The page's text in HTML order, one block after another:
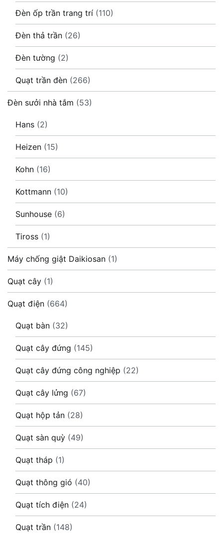
Đèn ốp trần trang trí (110)
Đèn thả trần (26)
Đèn tường (2)
Quạt trần đèn (266)
Đèn sưởi nhà tắm (53)
Hans (2)
Heizen (15)
Kohn (16)
Kottmann (10)
Sunhouse (6)
Tiross (1)
Máy chống giật Daikiosan (1)
Quạt cây (1)
Quạt điện (664)
Quạt bàn (32)
Quạt cây đứng (145)
Quạt cây đứng công nghiệp (22)
Quạt cây lửng (67)
Quạt hộp tản (28)
Quạt sàn quỳ (49)
Quạt tháp (1)
Quạt thông gió (40)
Quạt tích điện (24)
Quạt trần (148)